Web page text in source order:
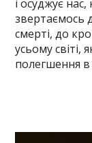
і осуджує
звертаємось
смерті, до
усьому
полегшення в